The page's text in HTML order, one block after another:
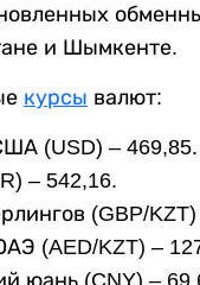
и Шымкенте.
курсы валют:
(USD) – 469,85.
– 542,16.
(GBP/
(AED/KZT) –
юань (CNY) –